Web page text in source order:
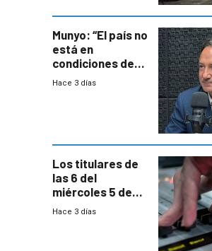
Munyo: “El país no
está en
condiciones de
enfrentar una
Hace 3 días
Los titulares de
las 6 del
miércoles 5 de
agosto de 2026
Hace 3 días